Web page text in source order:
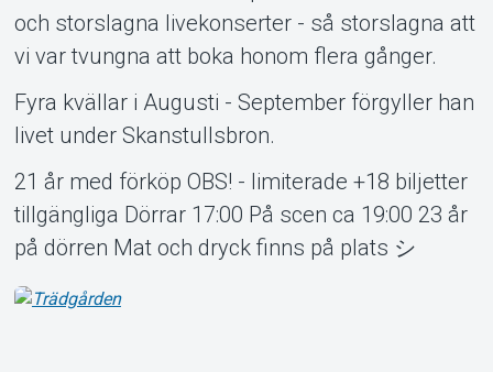
Om Tickster
och storslagna livekonserter - så storslagna att
vi var tvungna att boka honom flera gånger.
Fyra kvällar i Augusti - September förgyller han
livet under Skanstullsbron.
21 år med förköp OBS! - limiterade +18 biljetter
tillgängliga Dörrar 17:00 På scen ca 19:00 23 år
på dörren Mat och dryck finns på plats シ